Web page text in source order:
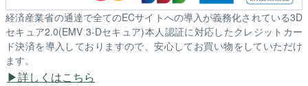
経済産業省の通達で全てのECサイトへの導入が義務化されている3D
セキュア2.0(EMV 3-Dセキュア)本人認証に対応したクレジットカー
ド決済を導入しておりますので、安心してお買い物をしていただけ
ます。
詳しくはこちら